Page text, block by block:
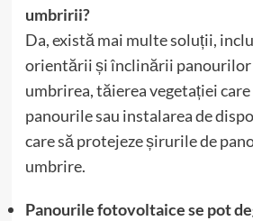
umbririi?
Da, există mai multe soluții,
orientării și înclinării panourilor
umbrirea, tăierea vegetației
panourile sau instalarea de
care să protejeze șirurile de
umbrire.
Panourile fotovoltaice se pot